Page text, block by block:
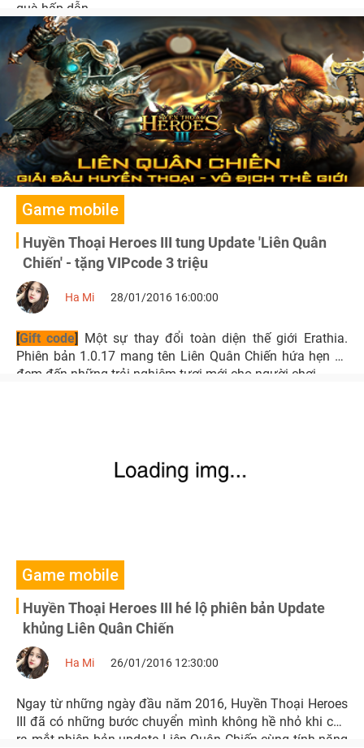
quà hấp dẫn.
Game mobile
Huyền Thoại Heroes III tung Update 'Liên Quân
Chiến' - tặng VIPcode 3 triệu
Ha Mi 28/01/2016 16:00:00
[Gift code] Một sự thay đổi toàn diện thế giới Erathia.
Phiên bản 1.0.17 mang tên Liên Quân Chiến hứa hẹn sẽ
đem đến những trải nghiệm tươi mới cho người chơi
Game mobile
Huyền Thoại Heroes III hé lộ phiên bản Update
khủng Liên Quân Chiến
Ha Mi 26/01/2016 12:30:00
Ngay từ những ngày đầu năm 2016, Huyền Thoại Heroes
III đã có những bước chuyển mình không hề nhỏ khi cho
ra mắt phiên bản update Liên Quân Chiến cùng tính năng